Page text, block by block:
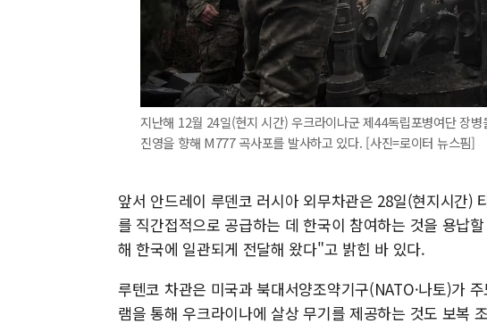
지난해 12월 24일(현지 시간) 우크라이나군 제44독립포병여단 장
진영을 향해 M777 곡사포를 발사하고 있다. [사진=로이터 뉴스핌]
앞서 안드레이 루덴코 러시아 외무차관은 28일(현지시간)
를 직간접적으로 공급하는 데 한국이 참여하는 것을 용납
해 한국에 일관되게 전달해 왔다"고 밝힌 바 있다.
루텐코 차관은 미국과 북대서양조약기구(NATO·나토)가
램을 통해 우크라이나에 살상 무기를 제공하는 것도 보복